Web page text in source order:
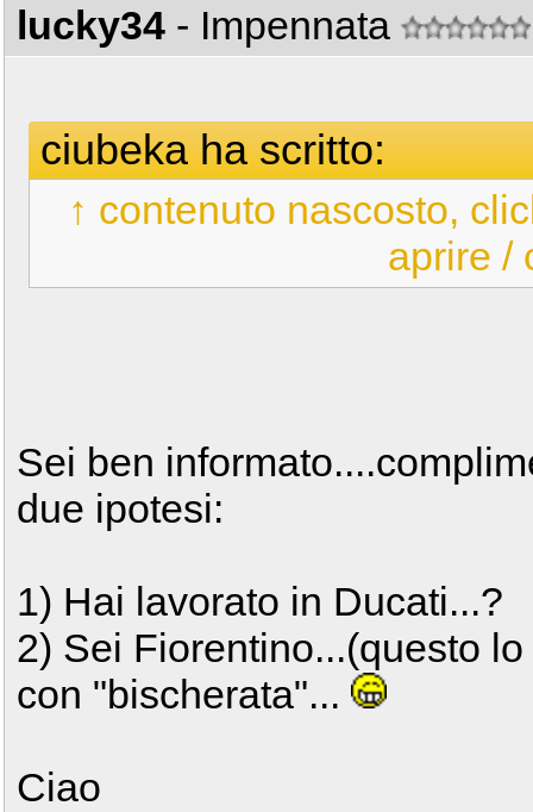
lucky34 - Impennata
ciubeka ha scritto:
↑ contenuto nascosto,
aprire /
Sei ben
due ipotesi:
1) Hai lavorato in Ducati...?
2) Sei Fiorentino...(questo
con "bischerata"...
Ciao